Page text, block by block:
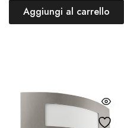
Aggiungi al carrello